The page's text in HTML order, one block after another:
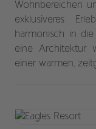
Wohnbereichen
exklusiveres
harmonisch in
eine Architektur
einer warmen,